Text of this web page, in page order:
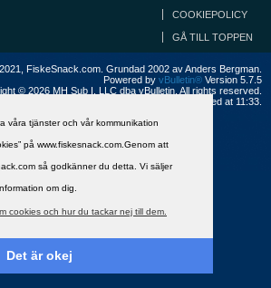
våra tjänster och vår kommunikation
på www.fiskesnack.com.Genom att
så godkänner du detta. Vi säljer
om dig.
cookies och hur du tackar nej till dem.
Det är okej
COOKIEPOLICY
GÅ TILL TOPPEN
FiskeSnack.com. Grundad 2002 av Anders Bergman.
Powered by vBulletin® Version 5.7.5
© 2026 MH Sub I, LLC dba vBulletin. All rights reserved.
All times are GMT+1. This page was generated at 11:33.